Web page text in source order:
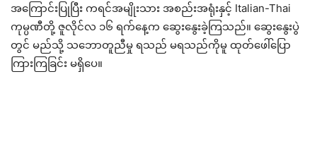
အကြောင်းပြုပြီး ကရင်အမျိုးသား အစည်းအရုံးနှင့် Italian-Thai
ကုမ္ပဏီတို့ ဇူလိုင်လ ၁၆ ရက်နေ့က ဆွေးနွေးခဲ့ကြသည်။ ဆွေးနွေးပွဲ
တွင် မည်သို့ သဘောတူညီမှု ရသည် မရသည်ကိုမူ ထုတ်ဖေါ်ပြော
ကြားကြခြင်း မရှိပေ။